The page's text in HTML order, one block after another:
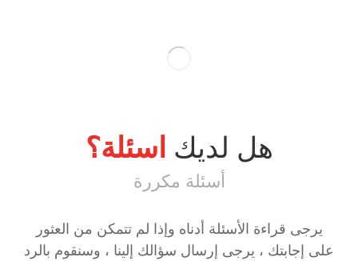
هل لديك اسئلة؟
أسئلة مكررة
يرجى قراءة الأسئلة أدناه وإذا لم تتمكن من العثور
على إجابتك ، يرجى إرسال سؤالك إلينا ، وسنقوم بالرد